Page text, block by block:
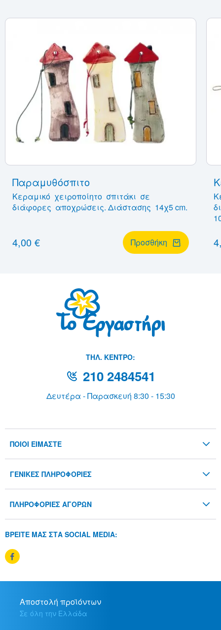
Παραμυθόσπιτο
Κεραμικό χειροποίητο σπιτάκι σε
διάφορες αποχρώσεις. Διάστασης 14χ5 cm.
4,00 € Προσθήκη
THΛ. ΚΕΝΤΡΟ:
210 2484541
Δευτέρα - Παρασκευή 8:30 - 15:30
ΠΟΙΟΙ ΕΙΜΑΣΤΕ
Blog
ΓΕΝΙΚΕΣ ΠΛΗΡΟΦΟΡΙΕΣ
Προσωπικά Δεδομένα
ΠΛΗΡΟΦΟΡΙΕΣ ΑΓΟΡΩΝ
Τρόποι Αποστολής
Τρόποι Πληρωμής
ΒΡΕΙΤΕ ΜΑΣ ΣΤΑ SOCIAL MEDIA:
Αποστολή προϊόντων
Σε όλη την Ελλάδα